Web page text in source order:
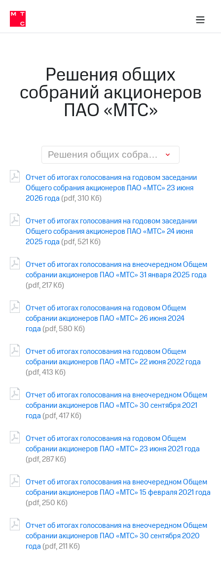
Медиа-центр
и акционерам
Устойчивое развитие
Комплаенс и деловая этика
компании
Карьера
в МТС
История
компании
Правовая
информация
Контакты
Медиа-центр
релизы
МТС
о технологиях
Достижения
Интервью
Финансовая
отчетность
Контакты
Новости
в
регионе
и акционерам
Корпоративное
управление
секретарь
Раскрытие
информации
Информация
Документы
ПАО
"МТС"
акционеров
Личный
кабинет
акционера
в МТС
Пресс-
релизы
Решения общих
собраний акционеров
ПАО «МТС»
Решения общих собраний акционеров ПАО «МТС»
Отчет об итогах голосования на годовом заседании
Общего собрания акционеров ПАО «МТС» 23 июня
2026 года (pdf, 310 Кб)
Отчет об итогах голосования на годовом заседании
Общего собрания акционеров ПАО «МТС» 24 июня
2025 года (pdf, 521 Кб)
Отчет об итогах голосования на внеочередном Общем
собрании акционеров ПАО «МТС» 31 января 2025 года
(pdf, 217 Кб)
Отчет об итогах голосования на годовом Общем
собрании акционеров ПАО «МТС» 26 июня 2024
года (pdf, 580 Кб)
Отчет об итогах голосования на годовом Общем
собрании акционеров ПАО «МТС» 22 июня 2022 года
(pdf, 413 Кб)
Отчет об итогах голосования на внеочередном Общем
собрании акционеров ПАО «МТС» 30 сентября 2021
года (pdf, 417 Кб)
Отчет об итогах голосования на годовом Общем
собрании акционеров ПАО «МТС» 23 июня 2021 года
(pdf, 287 Кб)
Отчет об итогах голосования на внеочередном Общем
собрании акционеров ПАО «МТС» 15 февраля 2021 года
(pdf, 250 Кб)
Отчет об итогах голосования на внеочередном Общем
собрании акционеров ПАО «МТС» 30 сентября 2020
года (pdf, 211 Кб)